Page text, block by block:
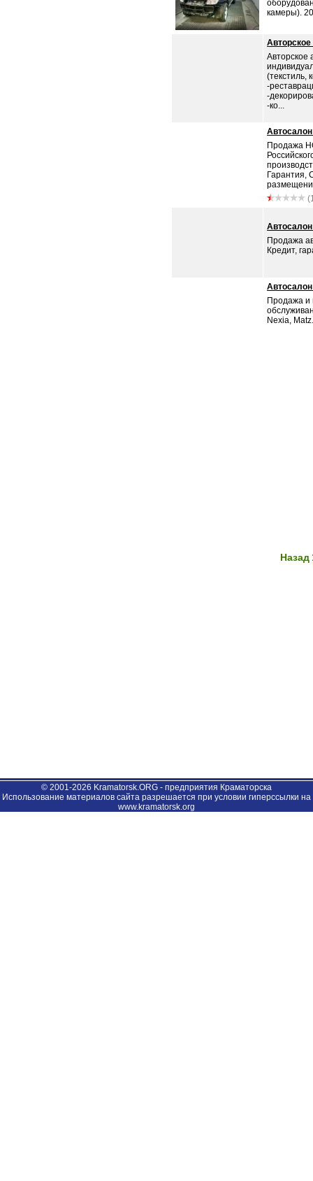
камеры).
Авторское
(текстиль,
-
-
-ко...
Продажа
Гарантия,
Продажа
Кредит,
Продажа и
Nexia,
Назад
© 2001-2026 Kramatorsk.ORG - предприятия Краматорска
Использование материалов сайта разрешается при условии гиперссылки на
www.kramatorsk.org